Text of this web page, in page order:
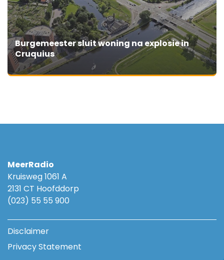
Burgemeester sluit woning na explosie in
Cruquius
MeerRadio
Kruisweg 1061 A
2131 CT Hoofddorp
(023) 55 55 900
Disclaimer
Privacy Statement